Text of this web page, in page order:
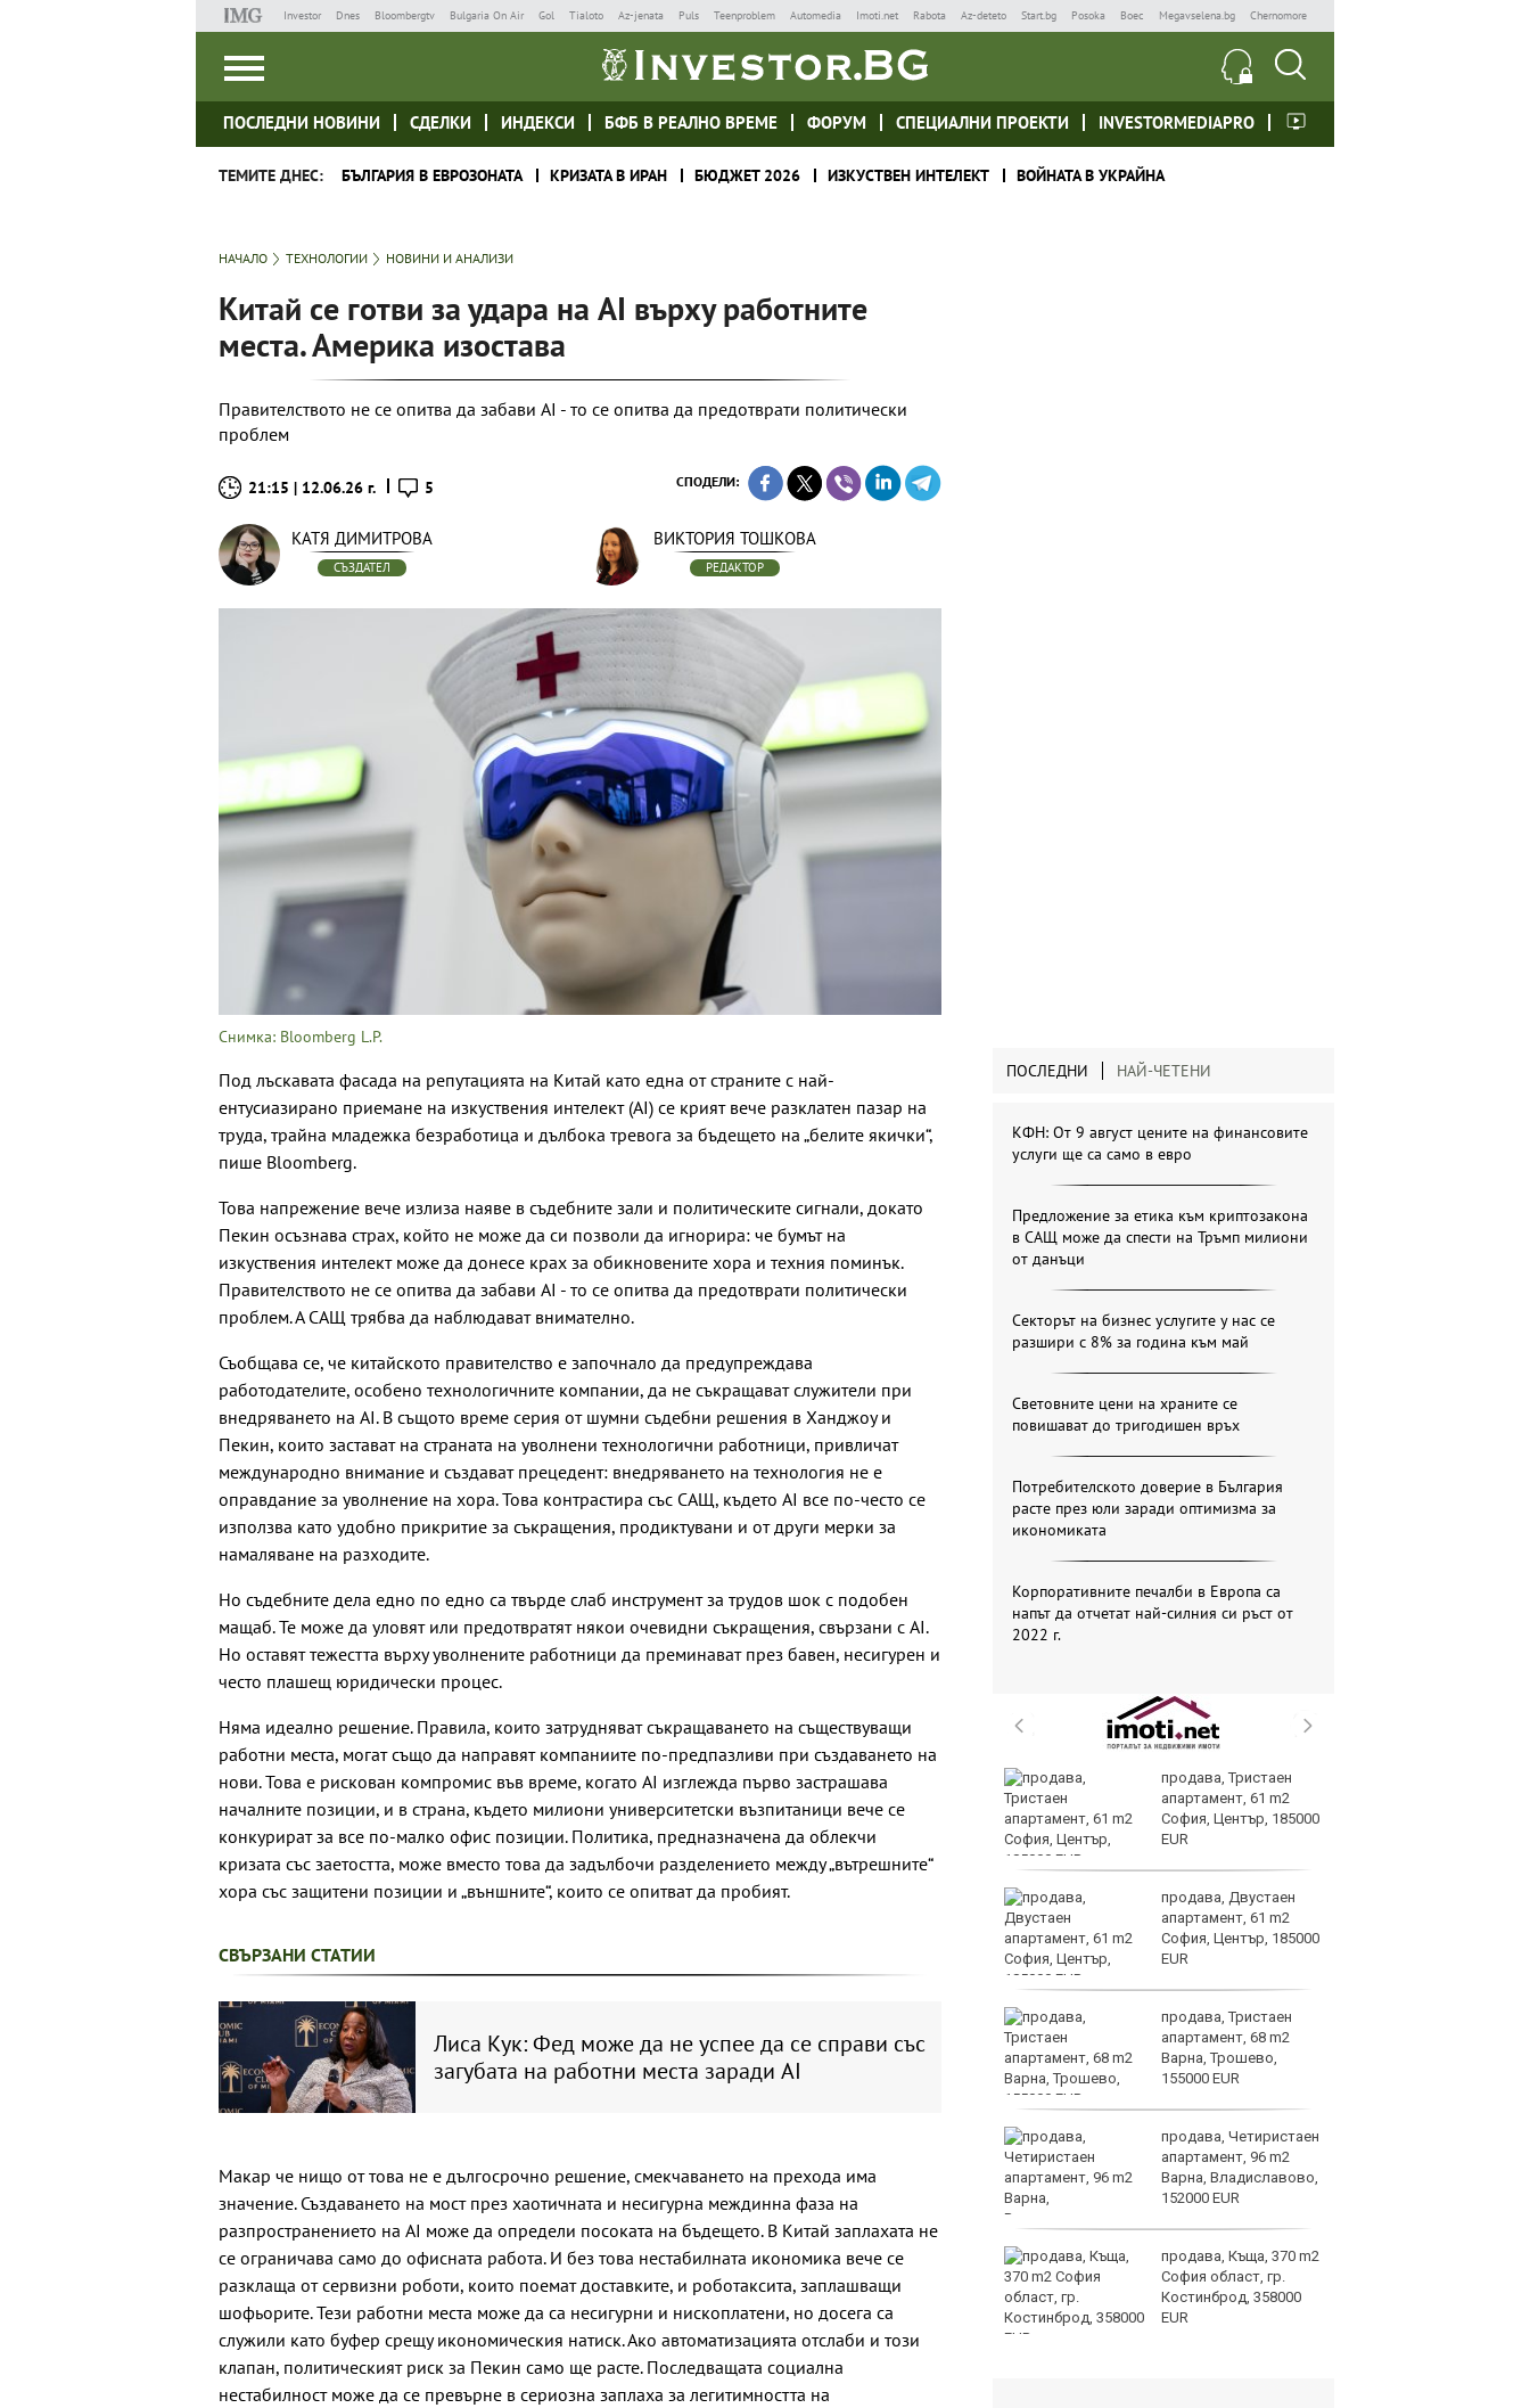
Investor Dnes Bloombergtv Bulgaria On Air Gol Tialoto Az-jenata Puls Teenproblem Automedia Imoti.net Rabota Az-deteto Start.bg Posoka Boec Megavselena.bg Chernomore
ПОСЛЕДНИ НОВИНИ СДЕЛКИ ИНДЕКСИ БФБ В РЕАЛНО ВРЕМЕ ФОРУМ СПЕЦИАЛНИ ПРОЕКТИ INVESTORMEDIAPRO
ТЕМИТЕ ДНЕС: БЪЛГАРИЯ В ЕВРОЗОНАТА КРИЗАТА В ИРАН БЮДЖЕТ 2026 ИЗКУСТВЕН ИНТЕЛЕКТ ВОЙНАТА В УКРАЙНА
НАЧАЛО ТЕХНОЛОГИИ НОВИНИ И АНАЛИЗИ
Китай се готви за удара на AI върху работните
места. Америка изостава
Правителството не се опитва да забави AI - то се опитва да предотврати политически
проблем
21:15 | 12.06.26 г. 5 СПОДЕЛИ:
КАТЯ ДИМИТРОВА
СЪЗДАТЕЛ
ВИКТОРИЯ ТОШКОВА
РЕДАКТОР
Снимка: Bloomberg L.P.
Под лъскавата фасада на репутацията на Китай като една от страните с най-
ентусиазирано приемане на изкуствения интелект (AI) се крият вече разклатен пазар на
труда, трайна младежка безработица и дълбока тревога за бъдещето на „белите якички“,
пише Bloomberg.
Това напрежение вече излиза наяве в съдебните зали и политическите сигнали, докато
Пекин осъзнава страх, който не може да си позволи да игнорира: че бумът на
изкуствения интелект може да донесе крах за обикновените хора и техния поминък.
Правителството не се опитва да забави AI - то се опитва да предотврати политически
проблем. А САЩ трябва да наблюдават внимателно.
Съобщава се, че китайското правителство е започнало да предупреждава
работодателите, особено технологичните компании, да не съкращават служители при
внедряването на AI. В същото време серия от шумни съдебни решения в Ханджоу и
Пекин, които застават на страната на уволнени технологични работници, привличат
международно внимание и създават прецедент: внедряването на технология не е
оправдание за уволнение на хора. Това контрастира със САЩ, където AI все по-често се
използва като удобно прикритие за съкращения, продиктувани и от други мерки за
намаляване на разходите.
Но съдебните дела едно по едно са твърде слаб инструмент за трудов шок с подобен
мащаб. Те може да уловят или предотвратят някои очевидни съкращения, свързани с AI.
Но оставят тежестта върху уволнените работници да преминават през бавен, несигурен и
често плашещ юридически процес.
Няма идеално решение. Правила, които затрудняват съкращаването на съществуващи
работни места, могат също да направят компаниите по-предпазливи при създаването на
нови. Това е рискован компромис във време, когато AI изглежда първо застрашава
началните позиции, и в страна, където милиони университетски възпитаници вече се
конкурират за все по-малко офис позиции. Политика, предназначена да облекчи
кризата със заетостта, може вместо това да задълбочи разделението между „вътрешните“
хора със защитени позиции и „външните“, които се опитват да пробият.
СВЪРЗАНИ СТАТИИ
Лиса Кук: Фед може да не успее да се справи със
загубата на работни места заради AI
Макар че нищо от това не е дългосрочно решение, смекчаването на прехода има
значение. Създаването на мост през хаотичната и несигурна междинна фаза на
разпространението на AI може да определи посоката на бъдещето. В Китай заплахата не
се ограничава само до офисната работа. И без това нестабилната икономика вече се
разклаща от сервизни роботи, които поемат доставките, и роботаксита, заплашващи
шофьорите. Тези работни места може да са несигурни и нископлатени, но досега са
служили като буфер срещу икономическия натиск. Ако автоматизацията отслаби и този
клапан, политическият риск за Пекин само ще расте. Последващата социална
нестабилност може да се превърне в сериозна заплаха за легитимността на
ПОСЛЕДНИ НАЙ-ЧЕТЕНИ
КФН: От 9 август цените на финансовите
услуги ще са само в евро
Предложение за етика към криптозакона
в САЩ може да спести на Тръмп милиони
от данъци
Секторът на бизнес услугите у нас се
разшири с 8% за година към май
Световните цени на храните се
повишават до тригодишен връх
Потребителското доверие в България
расте през юли заради оптимизма за
икономиката
Корпоративните печалби в Европа са
напът да отчетат най-силния си ръст от
2022 г.
Бързият влак за Варна
всички на пътя
инициативи за
Международния ден
книжка, бе осъден във
Варна
Спипаха 75-годишен
кокаин
продава, Тристаен
апартамент, 61 m2
София, Център, 185000
EUR
продава, Двустаен
апартамент, 61 m2
София, Център, 185000
EUR
продава, Тристаен
апартамент, 68 m2
Варна, Трошево,
155000 EUR
продава, Четиристаен
апартамент, 96 m2
Варна, Владиславово,
152000 EUR
продава, Къща, 370 m2
София област, гр.
Костинброд, 358000
EUR